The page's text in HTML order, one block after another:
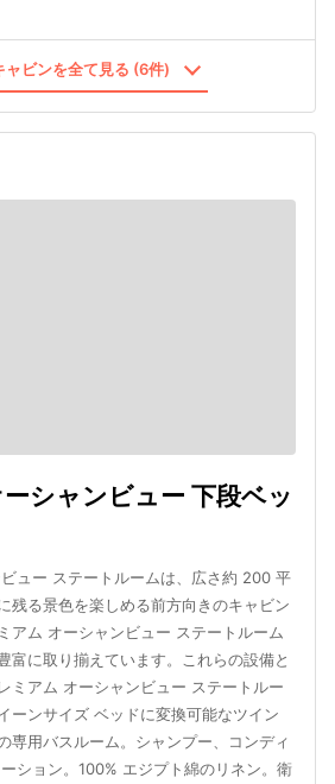
ャビンを全て見る (6件)
シャンビュー 下段ベッ
ュー ステートルームは、広さ約 200 平
残る景色を楽しめる前方向きのキャビン
アム オーシャンビュー ステートルーム
富に取り揃えています。これらの設備と
ミアム オーシャンビュー ステートルー
ーンサイズ ベッドに変換可能なツイン
専用バスルーム。シャンプー、コンディ
ション。100% エジプト綿のリネン。衛